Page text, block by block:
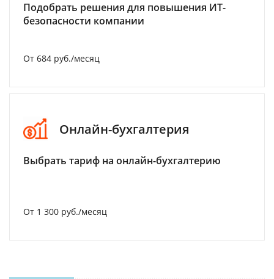
Подобрать решения для повышения ИТ-
безопасности компании
От 684 руб./месяц
Онлайн-бухгалтерия
Выбрать тариф на онлайн-бухгалтерию
От 1 300 руб./месяц